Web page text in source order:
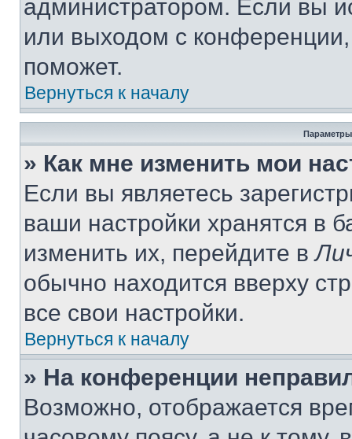
администратором. Если вы
или выходом с
поможет.
Вернуться к началу
Параметры
» Как мне изменить мои
Если вы являетесь
ваши настройки хранятся в
изменить их, перейдите в
обычно находится вверху
все свои настройки.
Вернуться к началу
» На конференции
Возможно, отображается